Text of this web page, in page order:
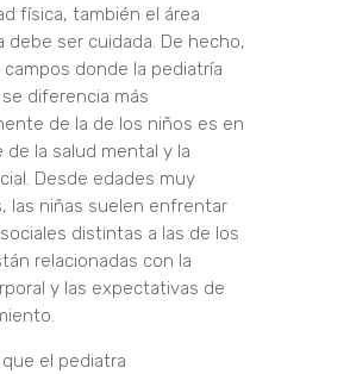
física, también el área
debe ser cuidada. De hecho,
donde la pediatría
diferencia más
de la de los niños es en
de la salud mental y la
Desde edades muy
las niñas suelen enfrentar
distintas a las de los
relacionadas con la
y las expectativas de
el pediatra